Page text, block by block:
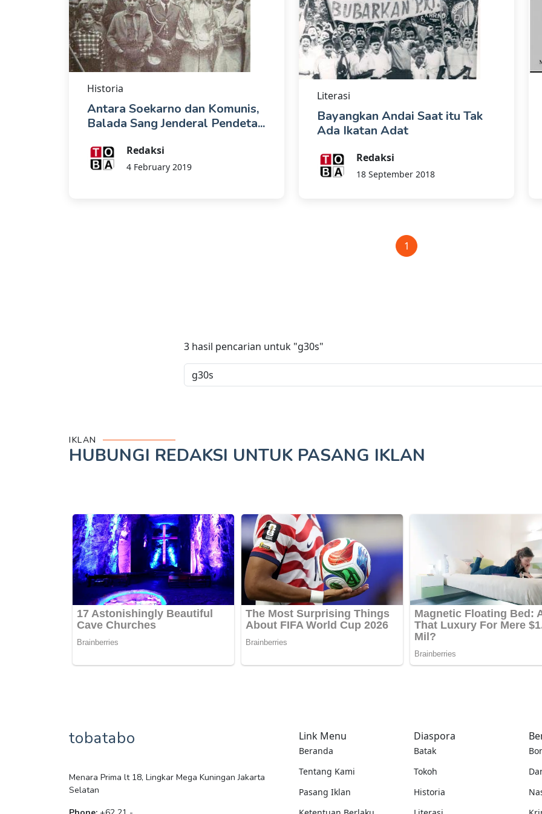
Historia
Antara Soekarno dan Komunis,
Balada Sang Jenderal Pendeta...
Redaksi
4 February 2019
Literasi
Bayangkan Andai Saat itu Tak
Ada Ikatan Adat
Redaksi
18 September 2018
1
3 hasil pencarian untuk "g30s"
IKLAN
HUBUNGI REDAKSI UNTUK PASANG IKLAN
tobatabo
Menara Prima lt 18, Lingkar Mega Kuningan Jakarta
Selatan
Link Menu
Beranda
Tentang Kami
Pasang Iklan
Diaspora
Batak
Tokoh
Historia